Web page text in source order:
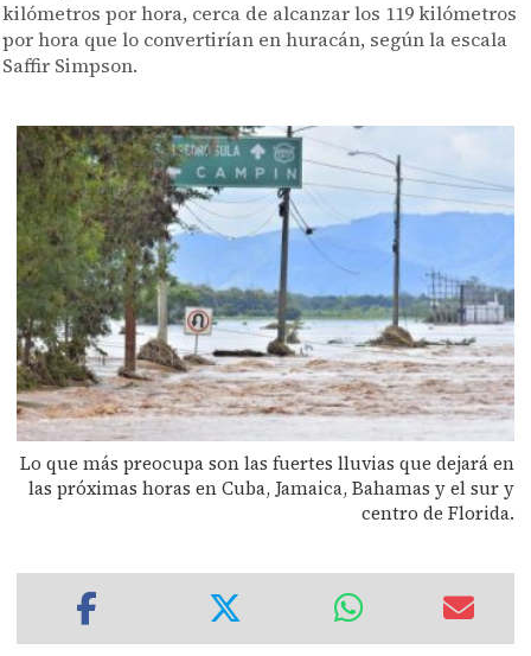
kilómetros por hora, cerca de alcanzar los 119 kilómetros
por hora que lo convertirían en huracán, según la escala
Saffir Simpson.
Lo que más preocupa son las fuertes lluvias que dejará en
las próximas horas en Cuba, Jamaica, Bahamas y el sur y
centro de Florida.